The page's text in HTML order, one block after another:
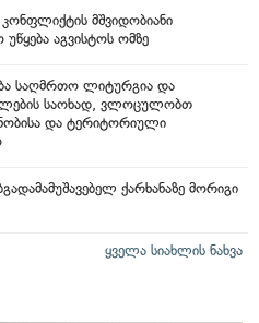
მშვიდობიანი
აგვისტოს ომზე
საღმრთო ლიტურგია და
საოხად, ვლოცულობთ
და ტერიტორიული
ქარხანაზე მორიგი
ყველა სიახლის ნახვა